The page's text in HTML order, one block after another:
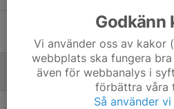
Patric de Boussard
Allt-i-allo
Utövare
Godkänn
Vi använder oss av kakor
webbplats ska fungera
även för webbanalys i
förbättra våra
Så använder